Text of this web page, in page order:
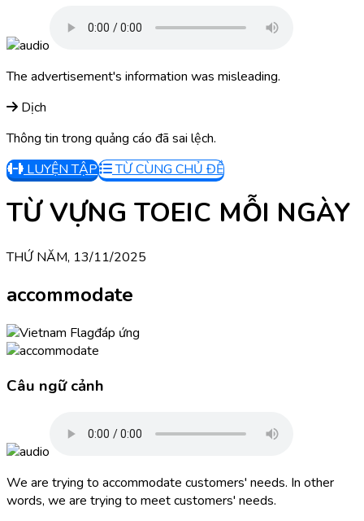
The advertisement's information was misleading.
Dịch
Thông tin trong quảng cáo đã sai lệch.
LUYỆN TẬP
TỪ CÙNG CHỦ ĐỀ
TỪ VỰNG TOEIC MỖI NGÀY
THỨ NĂM, 13/11/2025
accommodate
đáp ứng
Câu ngữ cảnh
We are trying to accommodate customers' needs. In other
words, we are trying to meet customers' needs.